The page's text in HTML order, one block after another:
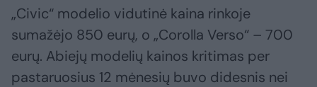
„Civic“ modelio vidutinė kaina rinkoje
sumažėjo 850 eurų, o „Corolla Verso“ – 700
eurų. Abiejų modelių kainos kritimas per
pastaruosius 12 mėnesių buvo didesnis nei